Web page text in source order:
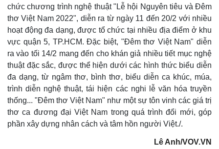
Thể thao
Bóng đá
Lịch thi đấu bóng đá
Thế giới thể thao
eSports
Hậu trường
Ô tô - Xe máy
Ô tô
Xe máy
Tư vấn
chức chương trình nghệ thuật "Lễ hội Nguyên tiêu và Đêm
thơ Việt Nam 2022", diễn ra từ ngày 11 đến 20/2 với nhiều
hoạt động đa dạng, được tổ chức tại nhiều địa điểm ở khu
vực quận 5, TP.HCM. Đặc biệt, "Đêm thơ Việt Nam" diễn
ra vào tối 14/2 mang đến cho khán giả nhiều tiết mục nghệ
thuật đặc sắc, được thể hiện dưới các hình thức biểu diễn
đa dạng, từ ngâm thơ, bình thơ, biểu diễn ca khúc, múa,
trình diễn nghệ thuật, tái hiện các nghi lễ văn hóa truyền
thống... "Đêm thơ Việt Nam" như một sự tôn vinh các giá trị
thơ ca đương đại Việt Nam trong quá trình đổi mới, góp
phần xây dựng nhân cách và tâm hồn người Việt./.
Lê Anh/VOV.VN